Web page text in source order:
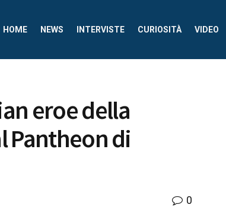
HOME NEWS INTERVISTE CURIOSITÀ VIDEO
eroe della
Pantheon di
0